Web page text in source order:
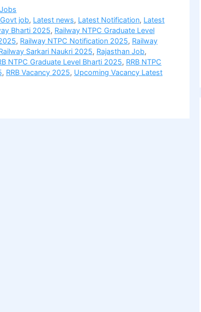
job, Latest news, Latest Notification, Latest
Bharti 2025, Railway NTPC Graduate Level
, Railway NTPC Notification 2025, Railway
Sarkari Naukri 2025, Rajasthan Job,
NTPC Graduate Level Bharti 2025, RRB NTPC
, RRB Vacancy 2025, Upcoming Vacancy Latest